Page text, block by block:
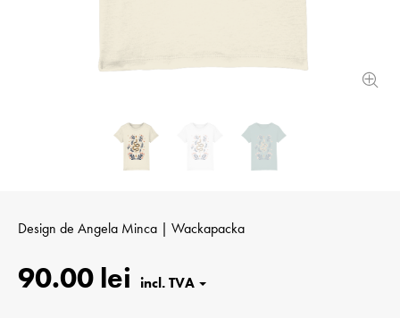
Design de Angela Minca | Wackapacka
90.00 lei